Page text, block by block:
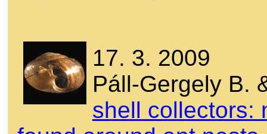
17. 3. 2009
Páll-Gergely B.
shell collectors: